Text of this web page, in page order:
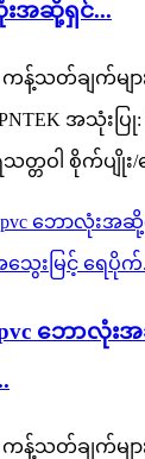
အဆို့ရှင်...
န့်သတ်ချက်မျ
အသုံးပြု:
တ္တဝါ စိုက်ပျိုး
pvc ဘောလုံး
န့်သတ်ချက်မျ